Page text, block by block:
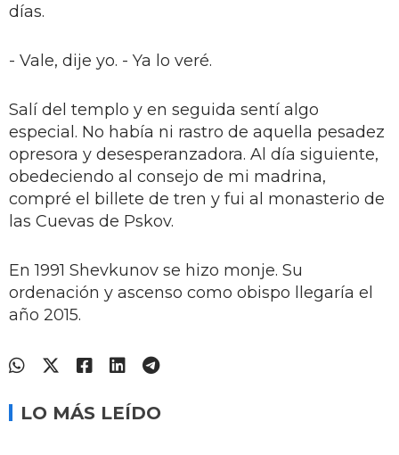
días.
- Vale, dije yo. - Ya lo veré.
Salí del templo y en seguida sentí algo
especial. No había ni rastro de aquella pesadez
opresora y desesperanzadora. Al día siguiente,
obedeciendo al consejo de mi madrina,
compré el billete de tren y fui al monasterio de
las Cuevas de Pskov.
En 1991 Shevkunov se hizo monje. Su
ordenación y ascenso como obispo llegaría el
año 2015.
LO MÁS LEÍDO